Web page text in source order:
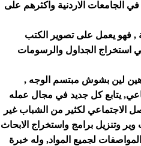
الجامعات الاردنية واكثرهم على
, فهو يعمل على تصوير الكتب
استخراج الجداول والرسومات
هين لين بشوش مبتسم الوجه ,
يتابع كل جديد في مجال عمله
الاجتماعي لكثير من الشباب غير
وتنزيل برامج واستخراج الابحاث
لجميع المواد, وله خبرة